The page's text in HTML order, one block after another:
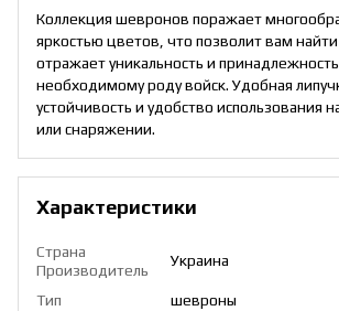
Коллекция шевронов поражает
яркостью цветов, что позволит вам
отражает уникальность и
необходимому роду войск. Удобная
устойчивость и удобство использования
или снаряжении.
Характеристики
Страна
Производитель
Украина
Тип
шевроны